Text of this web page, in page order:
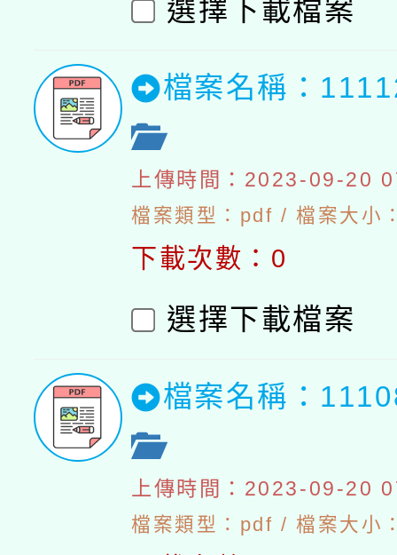
選擇下載檔案
檔案名稱：
上傳時間：2023-09-20
檔案類型：pdf / 檔案大小
下載次數：0
選擇下載檔案
檔案名稱：
上傳時間：2023-09-20
檔案類型：pdf / 檔案大小